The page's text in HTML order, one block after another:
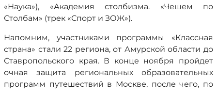
«Наука»), «Академия столбизма. «Чешем по
Столбам» (трек «Спорт и ЗОЖ»).
Напомним, участниками программы «Классная
страна» стали 22 региона, от Амурской области до
Ставропольского края. В конце ноября пройдет
очная защита региональных образовательных
программ путешествий в Москве, после чего, по